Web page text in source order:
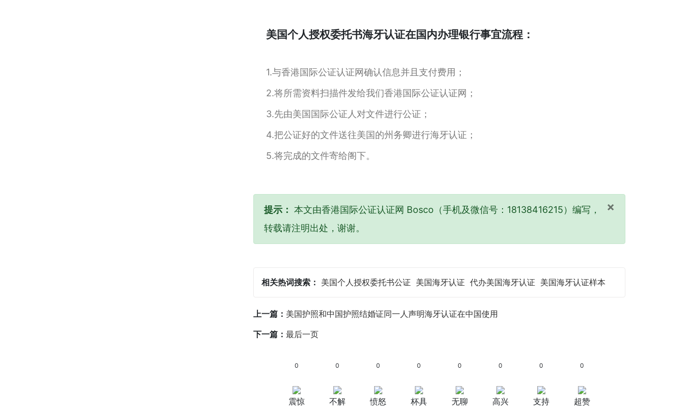
美国个人授权委托书海牙认证在国内办理银行事宜流程：
1.与香港国际公证认证网确认信息并且支付费用；
2.将所需资料扫描件发给我们香港国际公证认证网；
3.先由美国国际公证人对文件进行公证；
4.把公证好的文件送往美国的州务卿进行海牙认证；
5.将完成的文件寄给阁下。
×
提示： 本文由香港国际公证认证网 Bosco（手机及微信号：18138416215）编写，
转载请注明出处，谢谢。
相关热词搜索： 美国个人授权委托书公证 美国海牙认证 代办美国海牙认证 美国海牙认证样本
上一篇： 美国护照和中国护照结婚证同一人声明海牙认证在中国使用
下一篇： 最后一页
0
震惊
0
不解
0
愤怒
0
杯具
0
无聊
0
高兴
0
支持
0
超赞